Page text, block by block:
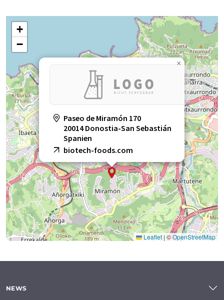
Paseo de Miramón 170
20014 Donostia-San Sebastián
Spanien
biotech-foods.com
×
+
−
Leaflet | ©OpenStreetMap
NEWS